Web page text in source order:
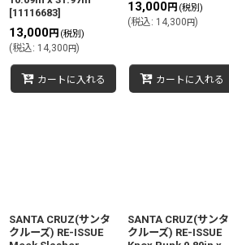
[11116683]
13,000円 (税別)
(税込: 14,300円)
カートに入れる
13,000円 (税別)
(税込: 14,300円)
カートに入れる
SANTA CRUZ(サンタ
クルーズ) RE-ISSUE
SANTA CRUZ(サンタ
クルーズ) RE-ISSUE